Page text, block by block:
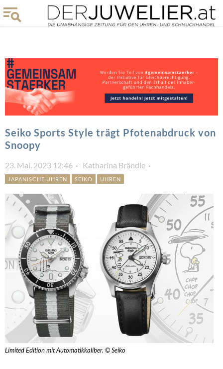
Seiko Sports Style trägt Pfotenabdruck von
Snoopy
23. Mai. 2023 12:46 Katharina Brändle
JAPANISCHE UHREN SEIKO UHREN
Limited Edition mit Automatikkaliber. © Seiko